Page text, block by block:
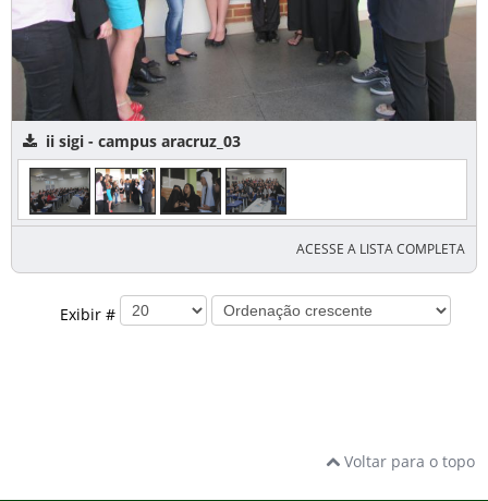
ii sigi - campus aracruz_03
ACESSE A LISTA COMPLETA
Exibir #
Voltar para o topo